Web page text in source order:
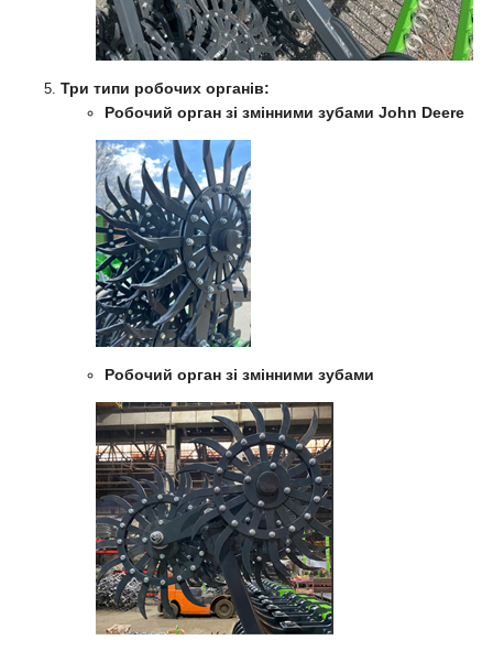
Три типи робочих органів:
Робочий орган зі змінними зубами John Deere
Робочий орган зі змінними зубами